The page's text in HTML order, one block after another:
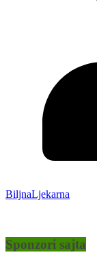
BiljnaLjekarna
Sponzori sajta